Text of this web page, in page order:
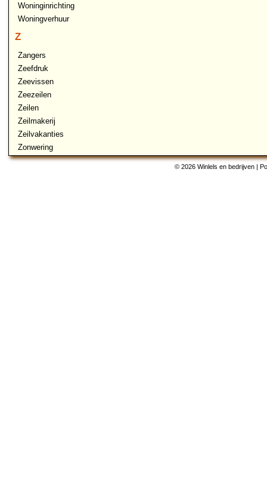
Woninginrichting
Woningverhuur
Z
Zangers
Zeefdruk
Zeevissen
Zeezeilen
Zeilen
Zeilmakerij
Zeilvakanties
Zonwering
© 2026 Winlels en bedrijven |